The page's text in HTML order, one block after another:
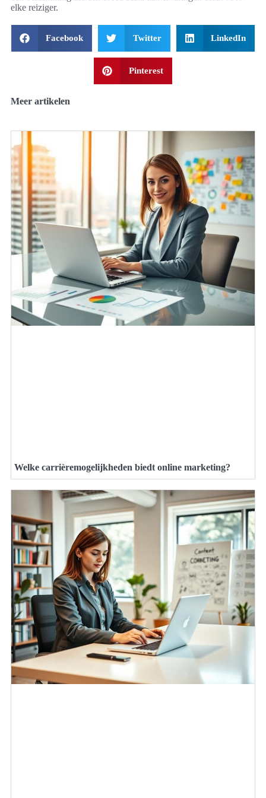
elke reiziger.
Facebook Twitter LinkedIn
Pinterest
Meer artikelen
Welke carrièremogelijkheden biedt online marketing?